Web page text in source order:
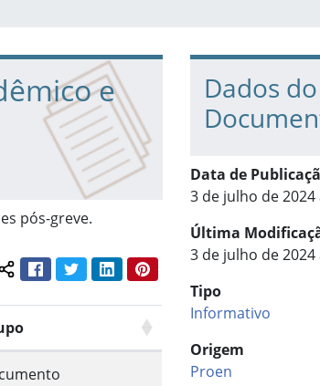
e
pós-greve.
Compartilhar conteúdo:
FacebookTwitterLinkedInPinterest
Dados do
Data de
3 de julho de 2024
Última
3 de julho de 2024
Tipo
Informativo
Origem
Proen